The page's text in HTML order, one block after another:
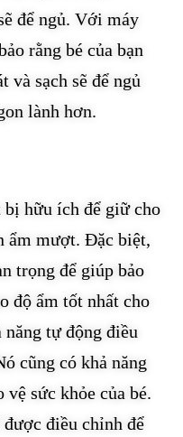
để ngủ. Với máy
rằng bé của bạn
và sạch sẽ để ngủ
lành hơn.
hữu ích để giữ cho
ẩm mượt. Đặc biệt,
trọng để giúp bảo
độ ẩm tốt nhất cho
năng tự động điều
cũng có khả năng
sức khỏe của bé.
điều chỉnh để